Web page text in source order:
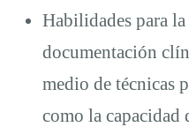
Habilidades para
documentación
medio de técnicas
como la capacidad